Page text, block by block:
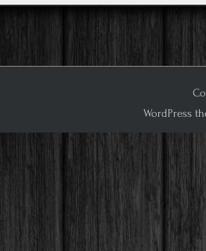
WordPress